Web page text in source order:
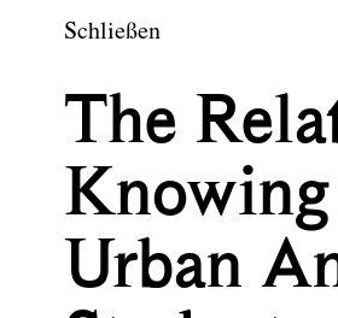
und
Schließen
The
Urban